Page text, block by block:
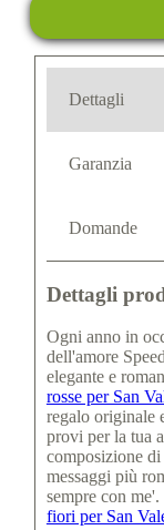
Dettagli
Garanzia
Domande
Dettagli
Ogni anno in
dell'amore
elegante e
rosse per San
regalo originale
provi per la tua
composizione di
messaggi più
sempre con
fiori per San